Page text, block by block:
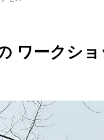
ワークシ